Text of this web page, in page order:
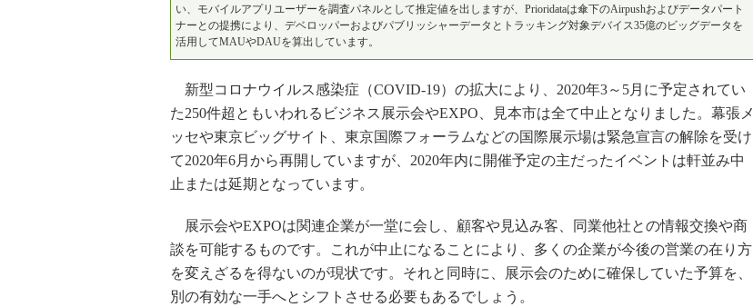
い、モバイルアプリユーザーを調査パネルとして推定値を出しますが、Prioridataは傘下のAirpushおよびデータパート
ナーとの提携により、デベロッパーおよびパブリッシャーデータとトラッキング対象デバイス35億のビッグデータを
活用してMAUやDAUを算出しています。
新型コロナウイルス感染症（COVID-19）の拡大により、2020年3～5月に予定されてい
た250件超ともいわれるビジネス展示会やEXPO、見本市は全て中止となりました。幕張メ
ッセや東京ビッグサイト、東京国際フォーラムなどの国際展示場は緊急宣言の解除を受け
て2020年6月から再開していますが、2020年内に開催予定の主だったイベントは軒並み中
止または延期となっています。
展示会やEXPOは関連企業が一堂に会し、顧客や見込み客、同業他社との情報交換や商
談を可能するものです。これが中止になることにより、多くの企業が今後の営業の在り方
を変えざるを得ないのが現状です。それと同時に、展示会のために確保していた予算を、
別の有効な一手へとシフトさせる必要もあるでしょう。